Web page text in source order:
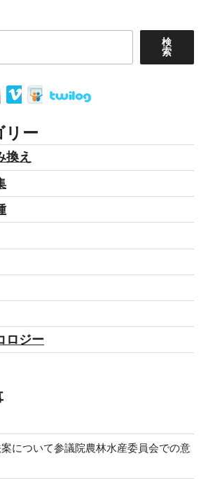
検
索
リー
換え
ロジー
について参議院農林水産委員会での意